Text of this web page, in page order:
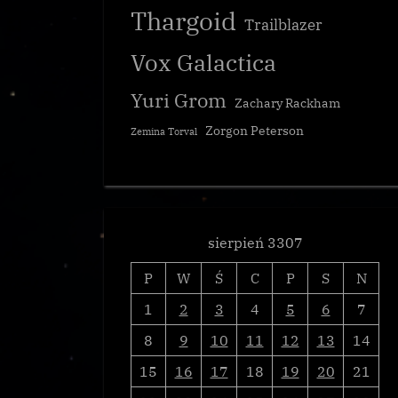
Thargoid Trailblazer
Vox Galactica
Yuri Grom Zachary Rackham
Zemina Torval Zorgon Peterson
sierpień 3307
P
W Ś C P S
N
1
2 3 4 5 6
7
8
9 10 11 12 13
14
15
16 17 18 19 20
21